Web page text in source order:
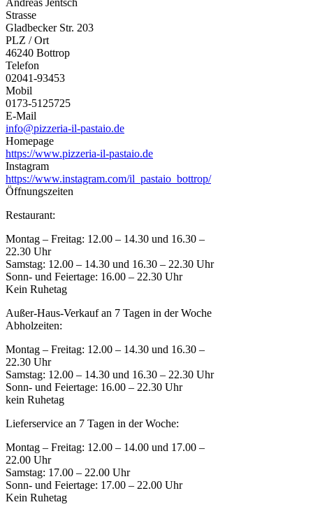
Andreas Jentsch
Strasse
Gladbecker Str. 203
PLZ / Ort
46240 Bottrop
Telefon
02041-93453
Mobil
0173-5125725
E-Mail
info@pizzeria-il-pastaio.de
Homepage
https://www.pizzeria-il-pastaio.de
Instagram
https://www.instagram.com/il_pastaio_bottrop/
Öffnungszeiten
Restaurant:
Montag – Freitag: 12.00 – 14.30 und 16.30 –
22.30 Uhr
Samstag: 12.00 – 14.30 und 16.30 – 22.30 Uhr
Sonn- und Feiertage: 16.00 – 22.30 Uhr
Kein Ruhetag
Außer-Haus-Verkauf an 7 Tagen in der Woche
Abholzeiten:
Montag – Freitag: 12.00 – 14.30 und 16.30 –
22.30 Uhr
Samstag: 12.00 – 14.30 und 16.30 – 22.30 Uhr
Sonn- und Feiertage: 16.00 – 22.30 Uhr
kein Ruhetag
Lieferservice an 7 Tagen in der Woche:
Montag – Freitag: 12.00 – 14.00 und 17.00 –
22.00 Uhr
Samstag: 17.00 – 22.00 Uhr
Sonn- und Feiertage: 17.00 – 22.00 Uhr
Kein Ruhetag